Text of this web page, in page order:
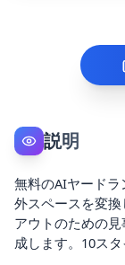
説明
無料のAIヤード
外スペースを変
アウトのための
成します。10ス